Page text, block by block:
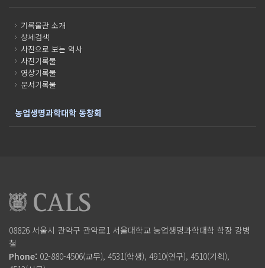
기록물관 소개
상세검색
사진으로 보는 역사
사진기록물
영상기록물
문서기록물
농업생명과학대학 동창회
08826 서울시 관악구 관악로1 서울대학교 농업생명과학대학 학장 강병
철
Phone: 02-880-4506(교무), 4531(학생), 4910(연구), 4510(기획),